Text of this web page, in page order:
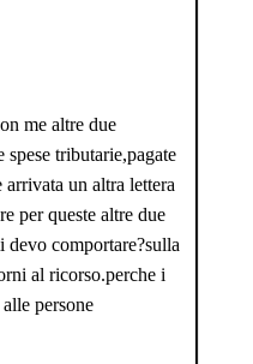
me altre due
spese tributarie,pagate
un altra lettera
per queste altre due
devo comportare?sulla
al ricorso.perche i
persone